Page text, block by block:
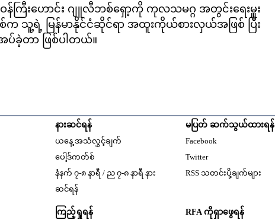
းဝန်ကြီးဟောင်း ဂျူလီဘစ်ရှော့ကို ကုလသမဂ္ဂ အတွင်းရေးမှူး
သူ့ရဲ့ မြန်မာနိုင်ငံဆိုင်ရာ အထူးကိုယ်စားလှယ်အဖြစ် ပြီး
ပ်ခဲ့တာ ဖြစ်ပါတယ်။
နားဆင်ရန်
ယနေ့ အသံလွှင့်ချက်
ပေါ့ဒ်ကတ်စ်
နံနက် ၇-၈ နာရီ / ည ၇-၈ နာရီ နား
ဆင်ရန်
ကြည့်ရှုရန်
မပြတ် ဆက်သွယ်ထားရန်
Facebook
Twitter
RSS သတင်းပို့ချက်များ
RFA ကိုရှာဖွေရန်